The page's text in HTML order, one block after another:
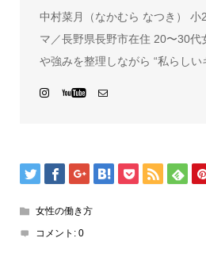
中村菜月（なかむら なつき） 小
マ／長野県長野市在住 20〜30代
や強みを整理しながら “私らしい
女性の働き方
コメント: 0